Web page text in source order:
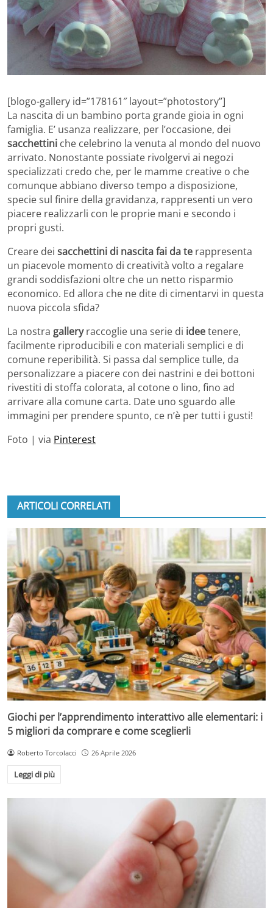
[blogo-gallery id=”178161″ layout=”photostory”]
La nascita di un bambino porta grande gioia in ogni
famiglia. E’ usanza realizzare, per l’occasione, dei
sacchettini che celebrino la venuta al mondo del nuovo
arrivato. Nonostante possiate rivolgervi ai negozi
specializzati credo che, per le mamme creative o che
comunque abbiano diverso tempo a disposizione,
specie sul finire della gravidanza, rappresenti un vero
piacere realizzarli con le proprie mani e secondo i
propri gusti.
Creare dei sacchettini di nascita fai da te rappresenta
un piacevole momento di creatività volto a regalare
grandi soddisfazioni oltre che un netto risparmio
economico. Ed allora che ne dite di cimentarvi in questa
nuova piccola sfida?
La nostra galleryraccoglie una serie di ideetenere,
facilmente riproducibili e con materiali semplici e di
comune reperibilità. Si passa dal semplice tulle, da
personalizzare a piacere con dei nastrini e dei bottoni
rivestiti di stoffa colorata, al cotone o lino, fino ad
arrivare alla comune carta. Date uno sguardo alle
immagini per prendere spunto, ce n’è per tutti i gusti!
Foto | via Pinterest
ARTICOLI CORRELATI
Giochi per l’apprendimento interattivo alle elementari: i
5 migliori da comprare e come sceglierli
Roberto Torcolacci 26 Aprile 2026
Leggi di più